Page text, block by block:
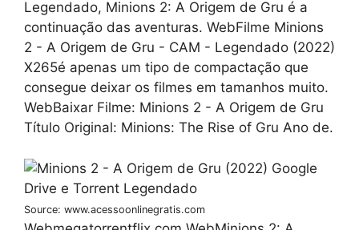
Legendado, Minions 2: A Origem de Gru é a
continuação das aventuras. WebFilme Minions
2 - A Origem de Gru - CAM - Legendado (2022)
X265é apenas um tipo de compactação que
consegue deixar os filmes em tamanhos muito.
WebBaixar Filme: Minions 2 - A Origem de Gru
Título Original: Minions: The Rise of Gru Ano de.
Source: www.acessoonlinegratis.com